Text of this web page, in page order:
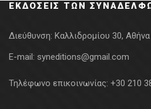
ΕΚΔΌΣΕΙΣ ΤΩΝ
Διεύθυνση: Καλλιδρομίου 30, Αθήνα
E-mail: syneditions@gmail.com
Τηλέφωνο επικοινωνίας: +30 210